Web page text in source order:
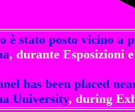
è stato posto vicino a
, durante Esposizioni
has been placed
University, during